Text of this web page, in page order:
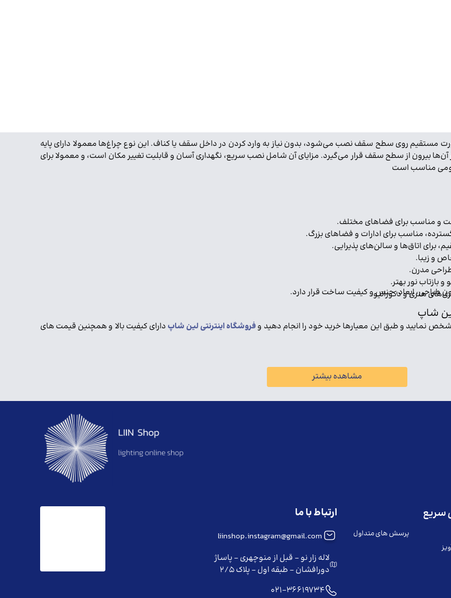
مستقیم روی سطح سقف نصب می‌شود، بدون نیاز به وارد کردن در داخل سقف یا کناف. این نوع چراغ‌ها معمولا دارای پایه
بیرون از سطح سقف قرار می‌گیرد. مزایای آن شامل نصب سریع، نگهداری آسان و قابلیت تغییر مکان است، و معمولا برای
مناسب است
مناسب برای ادارات و فضاهای بزرگ.
و زیبا.
مدرن.
بازتاب نور بهتر.
طراحی، ابعاد، جنس و کیفیت ساخت قرار دارد.
شاپ
نمایید و طبق این معیارها خرید خود را انجام دهید وفروشگاه اینترنتی لین شاپ دارای کیفیت بالا و همچنین قیمت های
مشاهده بیشتر
سریع
پرسش های متداول
ارتباط با ما
liinshop.instagram@gmail.com
لاله زار نو - قبل از منوچهری - پاساژ
دورافشان - طبقه اول - پلاک ۲/۵
021-36619734